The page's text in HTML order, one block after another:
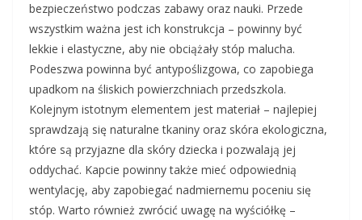
bezpieczeństwo podczas zabawy oraz nauki. Przede
wszystkim ważna jest ich konstrukcja – powinny być
lekkie i elastyczne, aby nie obciążały stóp malucha.
Podeszwa powinna być antypoślizgowa, co zapobiega
upadkom na śliskich powierzchniach przedszkola.
Kolejnym istotnym elementem jest materiał – najlepiej
sprawdzają się naturalne tkaniny oraz skóra ekologiczna,
które są przyjazne dla skóry dziecka i pozwalają jej
oddychać. Kapcie powinny także mieć odpowiednią
wentylację, aby zapobiegać nadmiernemu poceniu się
stóp. Warto również zwrócić uwagę na wyściółkę –